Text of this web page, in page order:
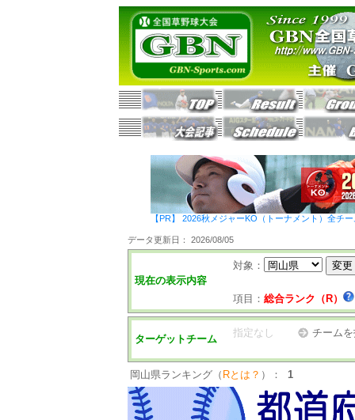
【PR】 2026秋メジャーKO（トーナメント）全チ
データ更新日： 2026/08/05
現在の表示内容
対象：
項目： 総合ランク（R）
ターゲットチーム
指定なし チーム
岡山県ランキング（ Rとは？ ）： 1